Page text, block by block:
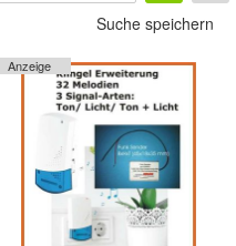
Suche speichern
Anzeige